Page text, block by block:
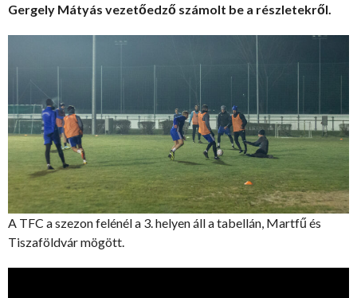
Gergely Mátyás vezetőedző számolt be a részletekről.
A TFC a szezon felénél a 3. helyen áll a tabellán, Martfű és
Tiszaföldvár mögött.